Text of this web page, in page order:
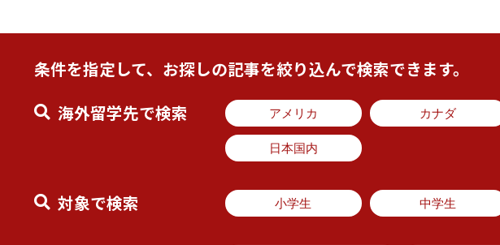
条件を指定して、お探しの記事を絞り込んで検索できます。
海外留学先で検索
アメリカ カナダ
日本国内
対象で検索 小学生 中学生